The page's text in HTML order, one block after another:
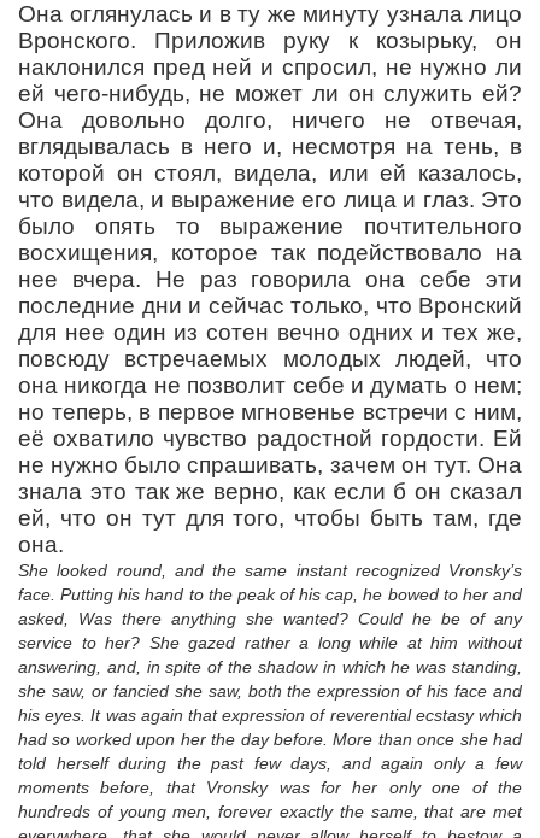
Она оглянулась и в ту же минуту узнала лицо
Вронского. Приложив руку к козырьку, он
наклонился пред ней и спросил, не нужно ли
ей чего-нибудь, не может ли он служить ей?
Она довольно долго, ничего не отвечая,
вглядывалась в него и, несмотря на тень, в
которой он стоял, видела, или ей казалось,
что видела, и выражение его лица и глаз. Это
было опять то выражение почтительного
восхищения, которое так подействовало на
нее вчера. Не раз говорила она себе эти
последние дни и сейчас только, что Вронский
для нее один из сотен вечно одних и тех же,
повсюду встречаемых молодых людей, что
она никогда не позволит себе и думать о нем;
но теперь, в первое мгновенье встречи с ним,
её охватило чувство радостной гордости. Ей
не нужно было спрашивать, зачем он тут. Она
знала это так же верно, как если б он сказал
ей, что он тут для того, чтобы быть там, где
она.
She looked round, and the same instant recognized Vronsky’s
face. Putting his hand to the peak of his cap, he bowed to her and
asked, Was there anything she wanted? Could he be of any
service to her? She gazed rather a long while at him without
answering, and, in spite of the shadow in which he was standing,
she saw, or fancied she saw, both the expression of his face and
his eyes. It was again that expression of reverential ecstasy which
had so worked upon her the day before. More than once she had
told herself during the past few days, and again only a few
moments before, that Vronsky was for her only one of the
hundreds of young men, forever exactly the same, that are met